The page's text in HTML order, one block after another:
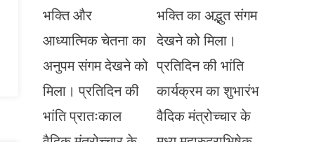
भक्ति और
आध्यात्मिक चेतना का
अनुपम संगम देखने को
मिला। प्रतिदिन की
भांति प्रातःकाल
भक्ति का अद्भुत संगम
देखने को मिला।
प्रतिदिन की भांति
कार्यक्रम का शुभारंभ
वैदिक मंत्रोच्चार के